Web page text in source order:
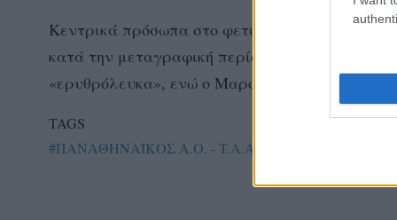
Κεντρικά πρόσωπα στο φετινό ντέρμπι οι
κατά την μεταγραφική περίοδο ουσιαστικά
«ερυθρόλευκα», ενώ ο Μαρούλης πήγε από το
TAGS
#ΠΑΝΑΘΗΝΑΪΚΟΣ Α.Ο. - T.A.A